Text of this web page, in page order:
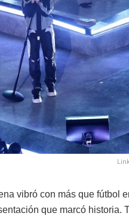
vibró con más que fútbol
que marcó historia.